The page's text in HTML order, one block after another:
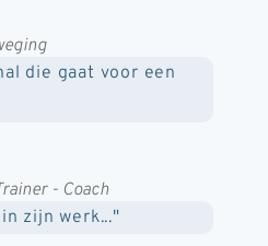
die gaat voor een
- Coach
zijn werk..."